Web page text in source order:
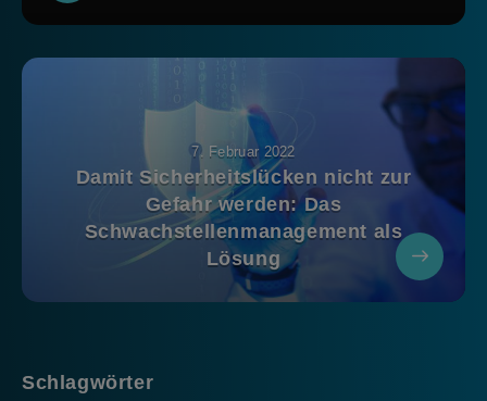
7. Februar 2022
Damit Sicherheitslücken nicht zur
Gefahr werden: Das
Schwachstellenmanagement als
Lösung
Schlagwörter